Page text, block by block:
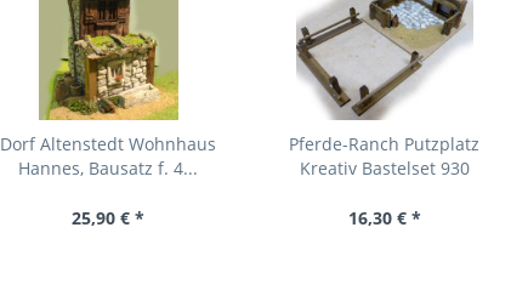
Dorf Altenstedt Wohnhaus
Hannes, Bausatz f. 4...
25,90 € *
Pferde-Ranch Putzplatz
Kreativ Bastelset 930
16,30 € *